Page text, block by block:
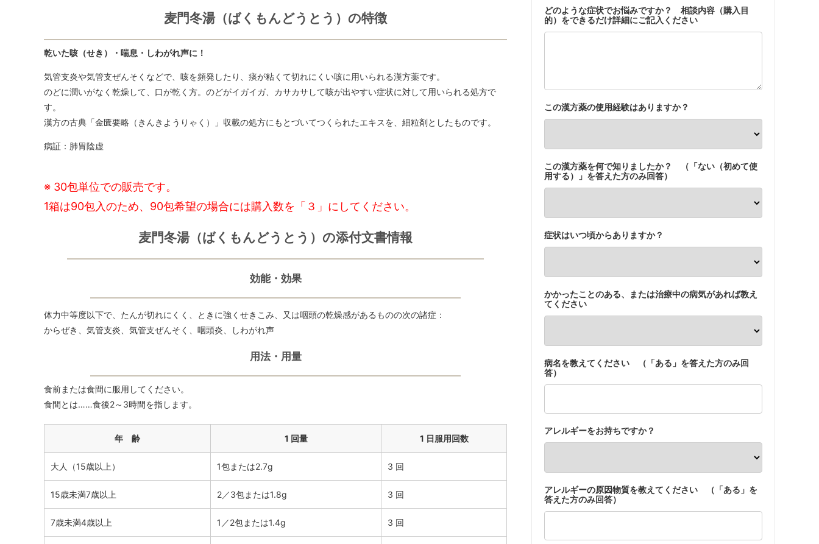
どのような症状でお悩みですか？ 相談内容（購入目
的）をできるだけ詳細にご記入ください
この漢方薬の使用経験はありますか？
この漢方薬を何で知りましたか？ （「ない（初めて使
用する）」を答えた方のみ回答）
症状はいつ頃からありますか？
かかったことのある、または治療中の病気があれば教え
てください
病名を教えてください （「ある」を答えた方のみ回
答）
アレルギーをお持ちですか？
アレルギーの原因物質を教えてください （「ある」を
答えた方のみ回答）
麦門冬湯（ばくもんどうとう）の特徴
乾いた咳（せき）・喘息・しわがれ声に！
気管支炎や気管支ぜんそくなどで、咳を頻発したり、痰が粘くて切れにくい咳に用いられる漢方薬です。
のどに潤いがなく乾燥して、口が乾く方。のどがイガイガ、カサカサして咳が出やすい症状に対して用いられる処方で
す。
漢方の古典「金匱要略（きんきようりゃく）」収載の処方にもとづいてつくられたエキスを、細粒剤としたものです。
病証：肺胃陰虚
※ 30包単位での販売です。
1箱は90包入のため、90包希望の場合には購入数を「３」にしてください。
麦門冬湯（ばくもんどうとう）の添付文書情報
効能・効果
体力中等度以下で、たんが切れにくく、ときに強くせきこみ、又は咽頭の乾燥感があるものの次の諸症：
からぜき、気管支炎、気管支ぜんそく、咽頭炎、しわがれ声
用法・用量
食前または食間に服用してください。
食間とは……食後2～3時間を指します。
年 齢 1 回量 1 日服用回数
大人（15歳以上） 1包または2.7g 3 回
15歳未満7歳以上 2／3包または1.8g 3 回
7歳未満4歳以上 1／2包または1.4g 3 回